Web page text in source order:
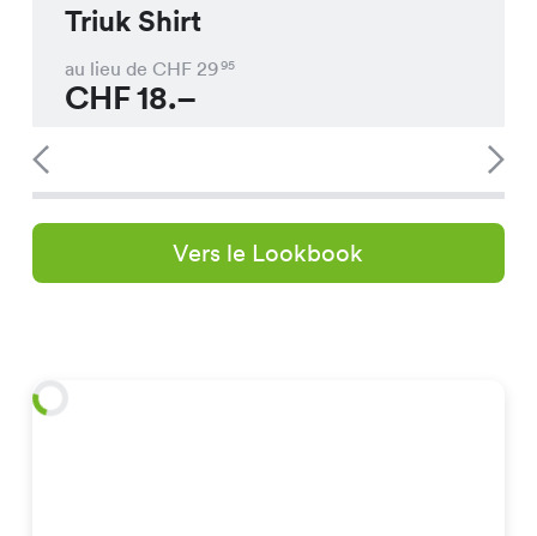
Triuk Shirt
au lieu de CHF 2995
CHF18.–
Vers le Lookbook